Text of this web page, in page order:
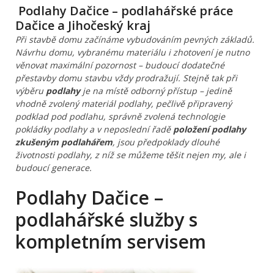
Podlahy Dačice – podlahářské práce
Dačice a Jihočeský kraj
Při stavbě domu začínáme vybudováním pevných základů.
Návrhu domu, vybranému materiálu i zhotovení je nutno
věnovat maximální pozornost – budoucí dodatečné
přestavby domu stavbu vždy prodražují. Stejně tak při
výběru podlahyje na místě odborný přístup – jedině
vhodně zvolený materiál podlahy, pečlivě připravený
podklad pod podlahu, správně zvolená technologie
pokládky podlahy a v neposlední řadě položení podlahy
zkušeným podlahářem, jsou předpoklady dlouhé
životnosti podlahy, z níž se můžeme těšit nejen my, ale i
budoucí generace.
Podlahy Dačice –
podlahářské služby s
kompletním servisem